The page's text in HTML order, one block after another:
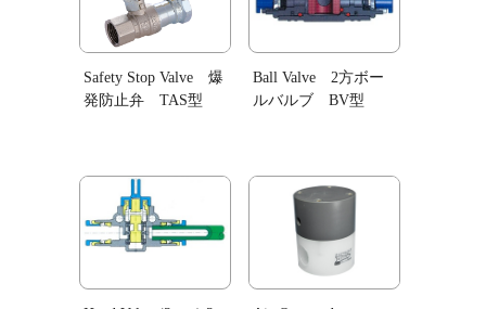
Safety Stop Valve 爆
発防止弁 TAS型
Ball Valve 2方ボー
ルバルブ BV型